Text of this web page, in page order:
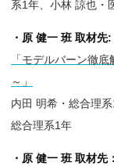
系1年、小林 諒也・
・原 健一 班 取材
「モデルバーン徹
～」
内田 明希・総合理
総合理系1年
・原 健一 班 取材